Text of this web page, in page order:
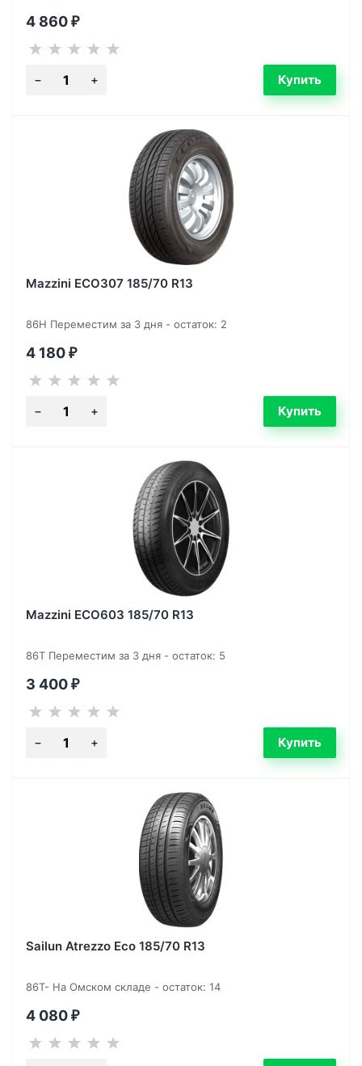
4 860 ₽
Mazzini ECO307 185/70 R13
86H Переместим за 3 дня - остаток: 2
4 180 ₽
Mazzini ECO603 185/70 R13
86T Переместим за 3 дня - остаток: 5
3 400 ₽
Sailun Atrezzo Eco 185/70 R13
86T- На Омском складе - остаток: 14
4 080 ₽